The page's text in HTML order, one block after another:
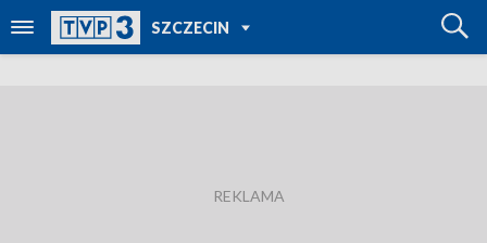
SZCZECIN
TVP REGIONY